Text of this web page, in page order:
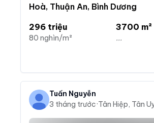
Hoà, Thuận An, Bình Dương
296 triệu
80 nghìn/m²
3700 m²
...
Tuấn Nguyễn
3 tháng trước·Tân Hiệp, Tân